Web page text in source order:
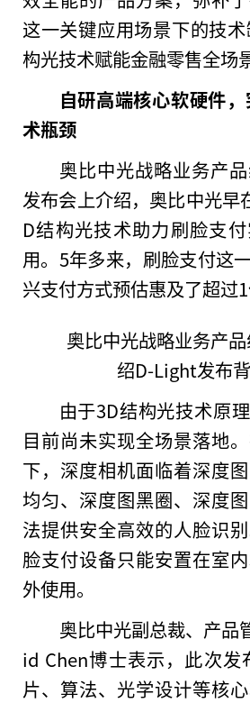
这一关键应用场景下的技
构光技术赋能金融零售全场
自研高端核心软硬件
术瓶颈
奥比中光战略业务产
发布会上介绍，奥比中光早
D结构光技术助力刷脸支
用。5年多来，刷脸支付这
兴支付方式预估惠及了超过1
奥比中光战略业务产
绍D-Light发布背
由于3D结构光技术原
目前尚未实现全场景落地
下，深度相机面临着深度
均匀、深度图黑圈、深度
法提供安全高效的人脸识
脸支付设备只能安置在室
外使用。
奥比中光副总裁、产品
id Chen博士表示，此次
片、算法、光学设计等核